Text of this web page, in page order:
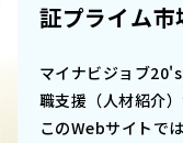
証プライム市
マイナビジョブ
職支援（人材紹介）
このWebサイトでは